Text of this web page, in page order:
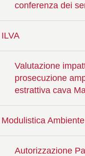
conferenza dei
ILVA
Valutazione
prosecuzione
estrattiva cava
Modulistica Ambiente
Autorizzazione